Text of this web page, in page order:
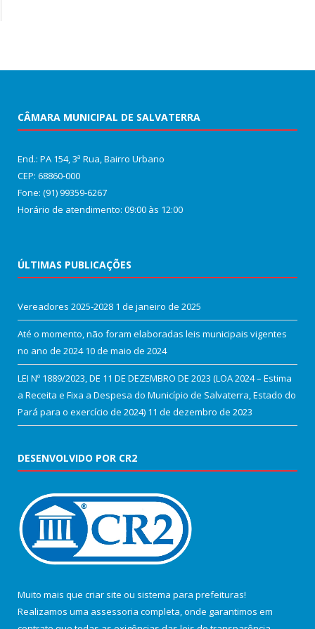
CÂMARA MUNICIPAL DE SALVATERRA
End.: PA 154, 3ª Rua, Bairro Urbano
CEP: 68860‑000
Fone: (91) 99359-6267
Horário de atendimento: 09:00 às 12:00
ÚLTIMAS PUBLICAÇÕES
Vereadores 2025-2028 1 de janeiro de 2025
Até o momento, não foram elaboradas leis municipais vigentes
no ano de 2024 10 de maio de 2024
LEI Nº 1889/2023, DE 11 DE DEZEMBRO DE 2023 (LOA 2024 – Estima
a Receita e Fixa a Despesa do Município de Salvaterra, Estado do
Pará para o exercício de 2024) 11 de dezembro de 2023
DESENVOLVIDO POR CR2
Muito mais que criar site ou sistema para prefeituras!
Realizamos uma assessoria completa, onde garantimos em